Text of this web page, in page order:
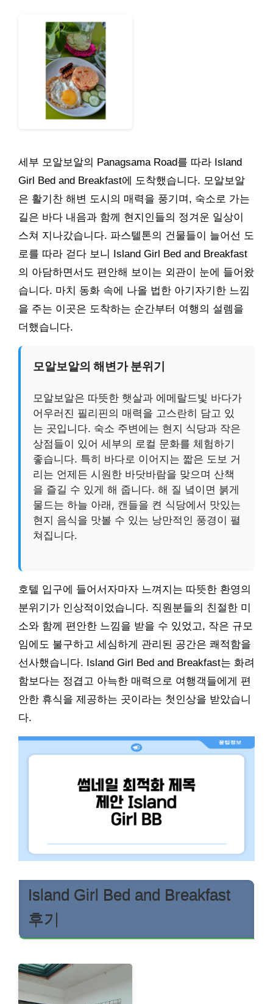
세부 모알보알의 Panagsama Road를 따라 Island
Girl Bed and Breakfast에 도착했습니다. 모알보알
은 활기찬 해변 도시의 매력을 풍기며, 숙소로 가는
길은 바다 내음과 함께 현지인들의 정겨운 일상이
스쳐 지나갔습니다. 파스텔톤의 건물들이 늘어선 도
로를 따라 걷다 보니 Island Girl Bed and Breakfast
의 아담하면서도 편안해 보이는 외관이 눈에 들어왔
습니다. 마치 동화 속에 나올 법한 아기자기한 느낌
을 주는 이곳은 도착하는 순간부터 여행의 설렘을
더했습니다.
모알보알의 해변가 분위기
모알보알은 따뜻한 햇살과 에메랄드빛 바다가
어우러진 필리핀의 매력을 고스란히 담고 있
는 곳입니다. 숙소 주변에는 현지 식당과 작은
상점들이 있어 세부의 로컬 문화를 체험하기
좋습니다. 특히 바다로 이어지는 짧은 도보 거
리는 언제든 시원한 바닷바람을 맞으며 산책
을 즐길 수 있게 해 줍니다. 해 질 녘이면 붉게
물드는 하늘 아래, 캔들을 켠 식당에서 맛있는
현지 음식을 맛볼 수 있는 낭만적인 풍경이 펼
쳐집니다.
호텔 입구에 들어서자마자 느껴지는 따뜻한 환영의
분위기가 인상적이었습니다. 직원분들의 친절한 미
소와 함께 편안한 느낌을 받을 수 있었고, 작은 규모
임에도 불구하고 세심하게 관리된 공간은 쾌적함을
선사했습니다. Island Girl Bed and Breakfast는 화려
함보다는 정겹고 아늑한 매력으로 여행객들에게 편
안한 휴식을 제공하는 곳이라는 첫인상을 받았습니
다.
Island Girl Bed and Breakfast
후기